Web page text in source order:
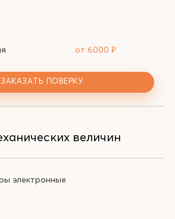
от 6000 ₽
ЗАКАЗАТЬ ПОВЕРКУ
величин
электронные